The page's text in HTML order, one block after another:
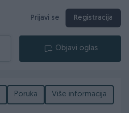
Prijavi se Registracija
Objavi oglas
Poruka Više informacija